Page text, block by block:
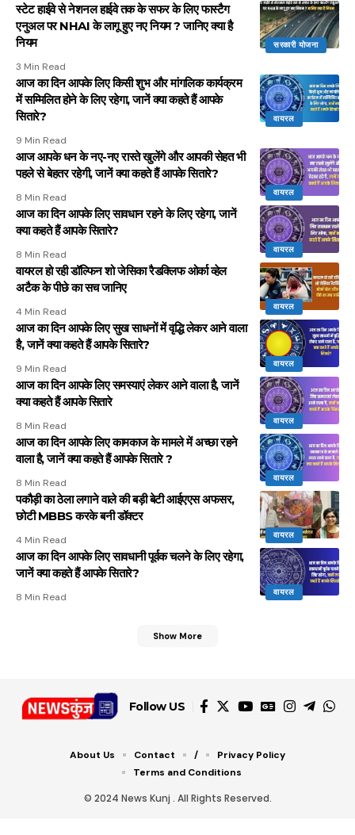
सरकारी योजना
स्टेट हाईवे से नेशनल हाईवे तक के सफर के लिए फास्टैग
एनुअल पर NHAI के लागू हुए नए नियम ? जानिए क्या है
नियम
3 Min Read
वायरल
आज का दिन आपके लिए किसी शुभ और मांगलिक कार्यक्रम
में सम्मिलित होने के लिए रहेगा, जानें क्या कहते हैं आपके
सितारे?
9 Min Read
वायरल
आज आपके धन के नए-नए रास्ते खुलेंगे और आपकी सेहत भी
पहले से बेहतर रहेगी, जानें क्या कहते हैं आपके सितारे?
8 Min Read
वायरल
आज का दिन आपके लिए सावधान रहने के लिए रहेगा, जानें
क्या कहते हैं आपके सितारे?
8 Min Read
वायरल
वायरल हो रही डॉल्फिन शो जेसिका रैडक्लिफ ओर्का व्हेल
अटैक के पीछे का सच जानिए
4 Min Read
वायरल
आज का दिन आपके लिए सुख साधनों में वृद्धि लेकर आने वाला
है, जानें क्या कहते हैं आपके सितारे?
9 Min Read
वायरल
आज का दिन आपके लिए समस्याएं लेकर आने वाला है, जानें
क्या कहते हैं आपके सितारे
8 Min Read
वायरल
आज का दिन आपके लिए कामकाज के मामले में अच्छा रहने
वाला है, जानें क्या कहते हैं आपके सितारे ?
8 Min Read
वायरल
पकौड़ी का ठेला लगाने वाले की बड़ी बेटी आईएएस अफसर,
छोटी MBBS करके बनी डॉक्टर
4 Min Read
वायरल
आज का दिन आपके लिए सावधानी पूर्वक चलने के लिए रहेगा,
जानें क्या कहते हैं आपके सितारे?
8 Min Read
Show More
Follow US
© 2024 News Kunj . All Rights Reserved.
About Us Contact /
Privacy Policy
Terms and Conditions